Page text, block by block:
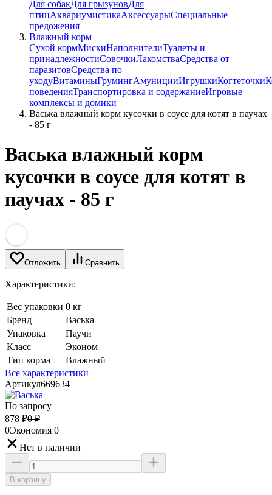
Для собакДля грызуновДля
птицАквариумистикаАксессуарыСпециальные
предожения
Влажный корм
Сухой кормМискиНаполнителиТуалеты и
принадлежностиСовочкиЛакомстваСредства от
паразитовСредства по
уходуВитаминыГрумингАмуницииИгрушкиКогтеточки
поведенияТранспортировка и содержаниеИгровые
комплексы и домики
Васька влажный корм кусочки в соусе для котят в паучах
- 85 г
Васька влажный корм
кусочки в соусе для котят в
паучах - 85 г
Отложить Сравнить
Характеристики:
Вес упаковки 0 кг
Бренд
Васька
Упаковка
Паучи
Класс
Эконом
Тип корма
Влажный
Все характеристики
Артикул669634
По запросу
878 ₽0 ₽
0Экономия 0
Нет в наличии
В корзину